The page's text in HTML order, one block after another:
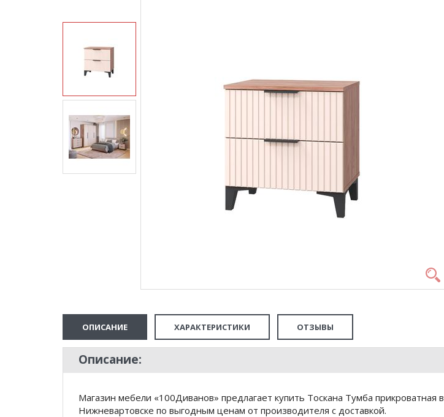
ОПИСАНИЕ ХАРАКТЕРИСТИКИ ОТЗЫВЫ
Описание:
Магазин мебели «100Диванов» предлагает купить Тоскана Тумба прикроватная в
Нижневартовске по выгодным ценам от производителя с доставкой.